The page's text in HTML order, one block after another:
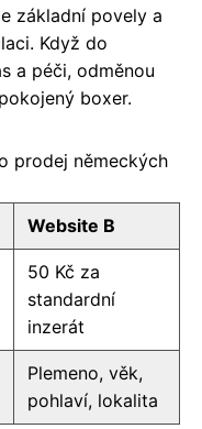
základní povely a
Když do
a péči, odměnou
boxer.
prodej německých
Website B
50 Kč za
standardní
inzerát
Plemeno, věk,
pohlaví, lokalita